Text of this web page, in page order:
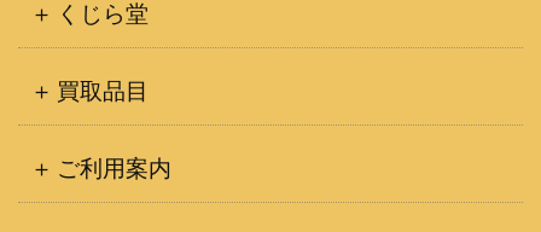
くじら堂
買取品目
ご利用案内